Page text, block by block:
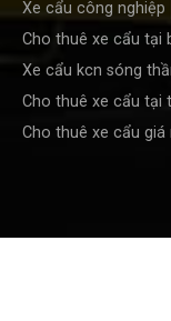
Xe cẩu công nghiệp
Cho thuê xe cẩu tại
Xe cẩu kcn sóng
Cho thuê xe cẩu tại
Cho thuê xe cẩu giá